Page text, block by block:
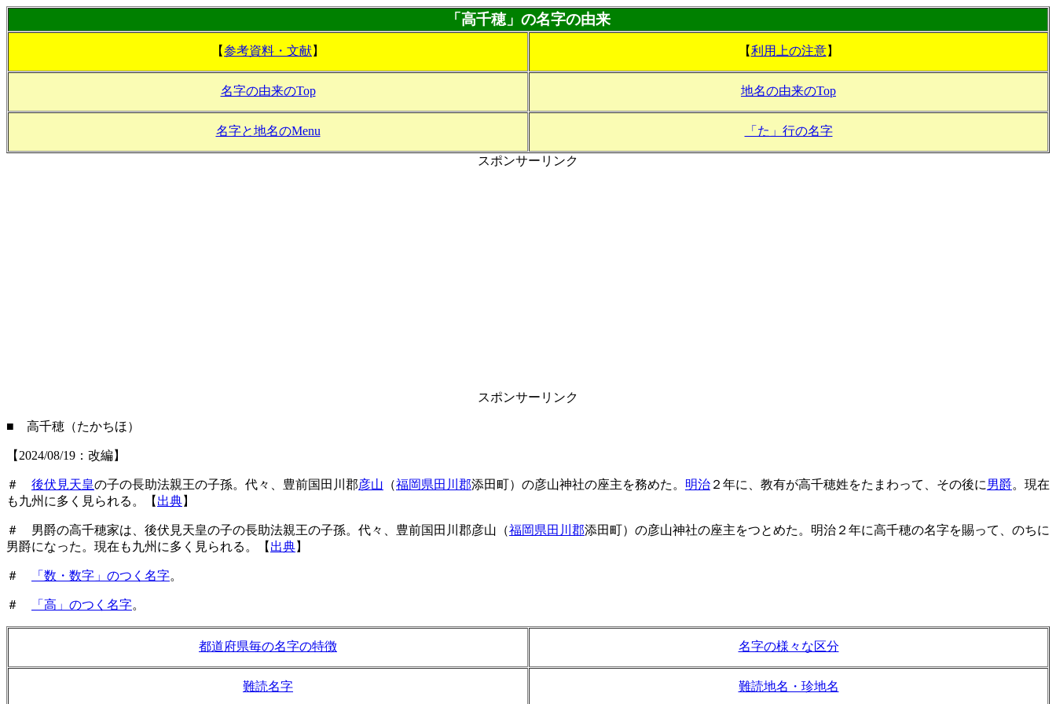
「高千穂」の名字の由来
【参考資料・文献】 【利用上の注意】
名字の由来のTop 地名の由来のTop
名字と地名のMenu 「た」行の名字
スポンサーリンク
スポンサーリンク
■ 高千穂（たかちほ）
【2024/08/19：改編】
＃ 後伏見天皇の子の長助法親王の子孫。代々、豊前国田川郡彦山 （福岡県田川郡添田町）の彦山神社の座主を務めた。 明治 ２年に、教有が高千穂姓をたまわって、その後に男爵。現在
も九州に多く見られる。【 出典】
＃ 男爵の高千穂家は、後伏見天皇の子の長助法親王の子孫。代々、豊前国田川郡彦山（福岡県田川郡添田町）の彦山神社の座主をつとめた。明治２年に高千穂の名字を賜って、のちに
男爵になった。現在も九州に多く見られる。【 出典】
＃ 「数・数字」のつく名字。
＃ 「高」のつく名字。
都道府県毎の名字の特徴 名字の様々な区分
難読名字 難読地名・珍地名